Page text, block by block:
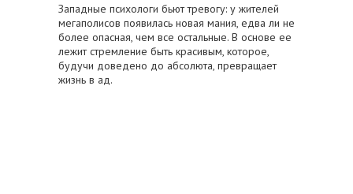
Западные психологи бьют тревогу: у жителей
мегаполисов появилась новая мания, едва ли не
более опасная, чем все остальные. В основе ее
лежит стремление быть красивым, которое,
будучи доведено до абсолюта, превращает
жизнь в ад.